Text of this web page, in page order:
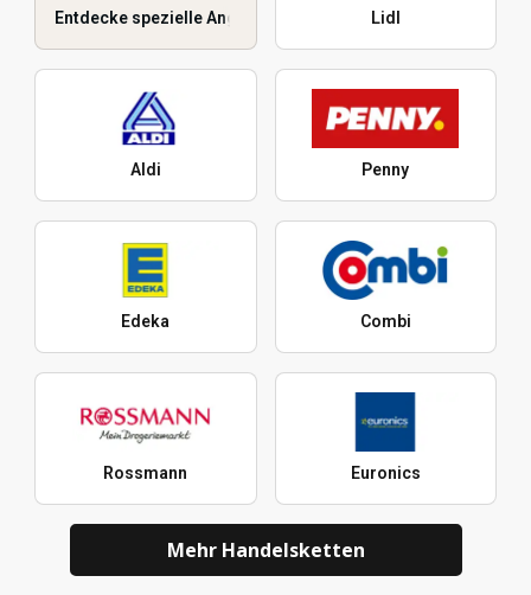
Entdecke spezielle Angebote Lidl
Aldi Penny
Edeka Combi
Rossmann Euronics
Mehr Handelsketten